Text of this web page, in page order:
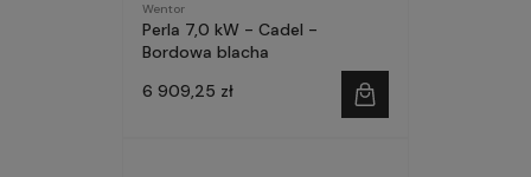
Wentor
Perla 7,0 kW - Cadel -
Bordowa blacha
6 909,25 zł